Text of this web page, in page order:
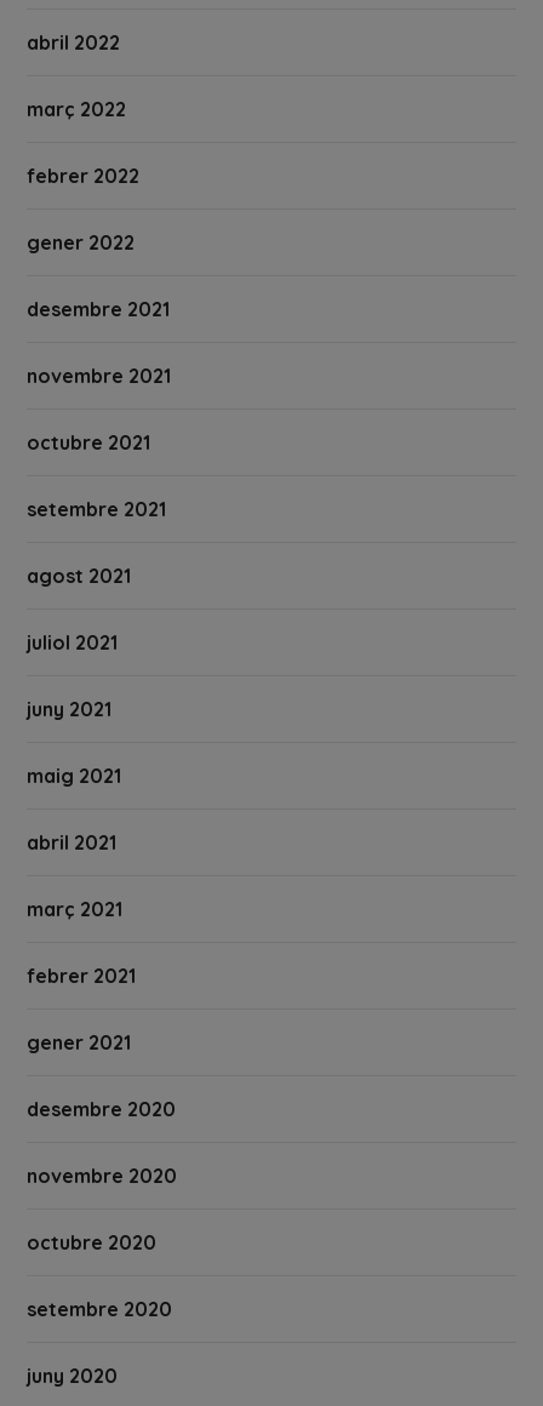
abril 2022
març 2022
febrer 2022
gener 2022
desembre 2021
novembre 2021
octubre 2021
setembre 2021
agost 2021
juliol 2021
juny 2021
maig 2021
abril 2021
març 2021
febrer 2021
gener 2021
desembre 2020
novembre 2020
octubre 2020
setembre 2020
juny 2020